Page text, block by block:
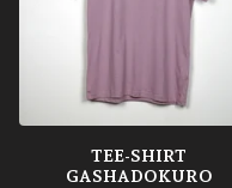
TEE-SHIRT
GASHADOKURO